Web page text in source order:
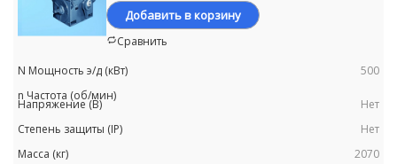
Добавить в корзину
Сравнить
500
Нет
Нет
2070